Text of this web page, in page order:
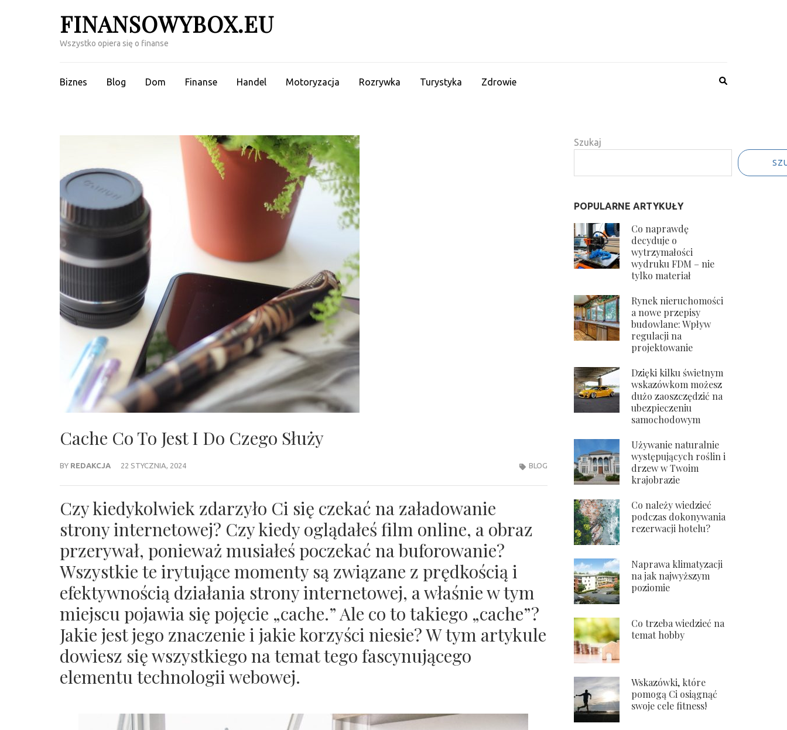
FINANSOWYBOX.EU
Wszystko opiera się o finanse
Biznes Blog Dom Finanse Handel Motoryzacja Rozrywka Turystyka Zdrowie
Cache Co To Jest I Do Czego Służy
BY REDAKCJA 22 STYCZNIA, 2024 BLOG
Czy kiedykolwiek zdarzyło Ci się czekać na załadowanie
strony internetowej? Czy kiedy oglądałeś film online, a obraz
przerywał, ponieważ musiałeś poczekać na buforowanie?
Wszystkie te irytujące momenty są związane z prędkością i
efektywnością działania strony internetowej, a właśnie w tym
miejscu pojawia się pojęcie „cache.” Ale co to takiego „cache”?
Jakie jest jego znaczenie i jakie korzyści niesie? W tym artykule
dowiesz się wszystkiego na temat tego fascynującego
elementu technologii webowej.
Szukaj
POPULARNE ARTYKUŁY
Co naprawdę
decyduje o
wytrzymałości
wydruku FDM – nie
tylko materiał
Rynek nieruchomości
a nowe przepisy
budowlane: Wpływ
regulacji na
projektowanie
Dzięki kilku świetnym
wskazówkom możesz
dużo zaoszczędzić na
ubezpieczeniu
samochodowym
Używanie naturalnie
występujących roślin i
drzew w Twoim
krajobrazie
Co należy wiedzieć
podczas dokonywania
rezerwacji hotelu?
Naprawa klimatyzacji
na jak najwyższym
poziomie
Co trzeba wiedzieć na
temat hobby
Wskazówki, które
pomogą Ci osiągnąć
swoje cele fitness!